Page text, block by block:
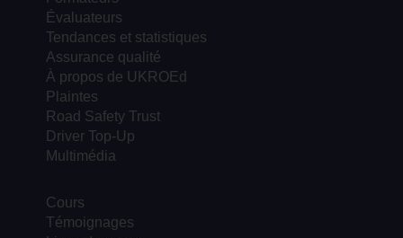
Évaluateurs
Tendances et statistiques
Assurance qualité
À propos de UKROEd
Plaintes
Road Safety Trust
Driver Top-Up
Multimédia
Cours
Témoignages